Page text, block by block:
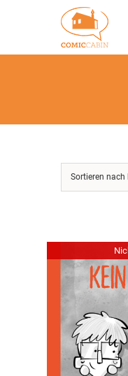
springen
Sortieren nach